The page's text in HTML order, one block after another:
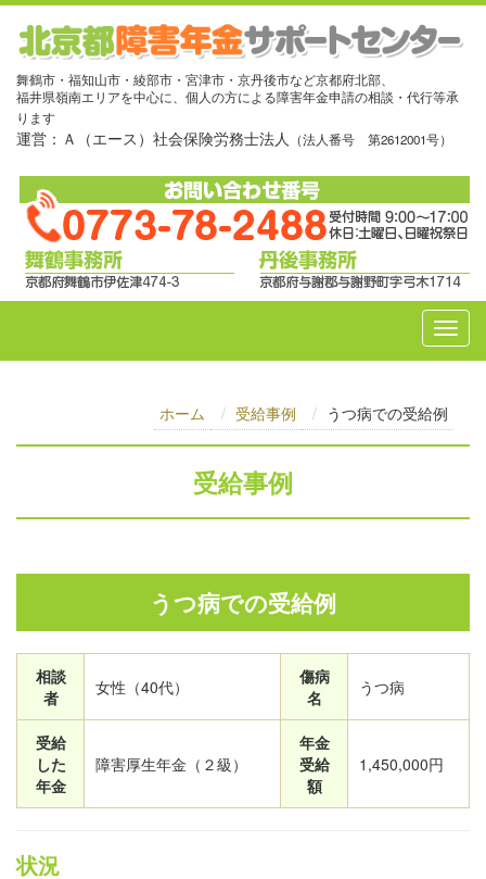
舞鶴市・福知山市・綾部市・宮津市・京丹後市など京都府北部、
福井県嶺南エリアを中心に、個人の方による障害年金申請の相談・代行等承
ります
運営：Ａ（エース）社会保険労務士法人 （法人番号 第2612001号）
ホーム 受給事例 うつ病での受給例
受給事例
うつ病での受給例
相談
者
女性（40代）
傷病
名
うつ病
受給
した
年金
障害厚生年金（２級）
年金
受給
額
1,450,000円
状況